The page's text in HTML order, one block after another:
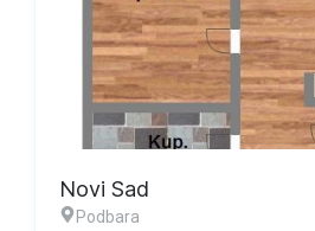
Novi Sad
Podbara